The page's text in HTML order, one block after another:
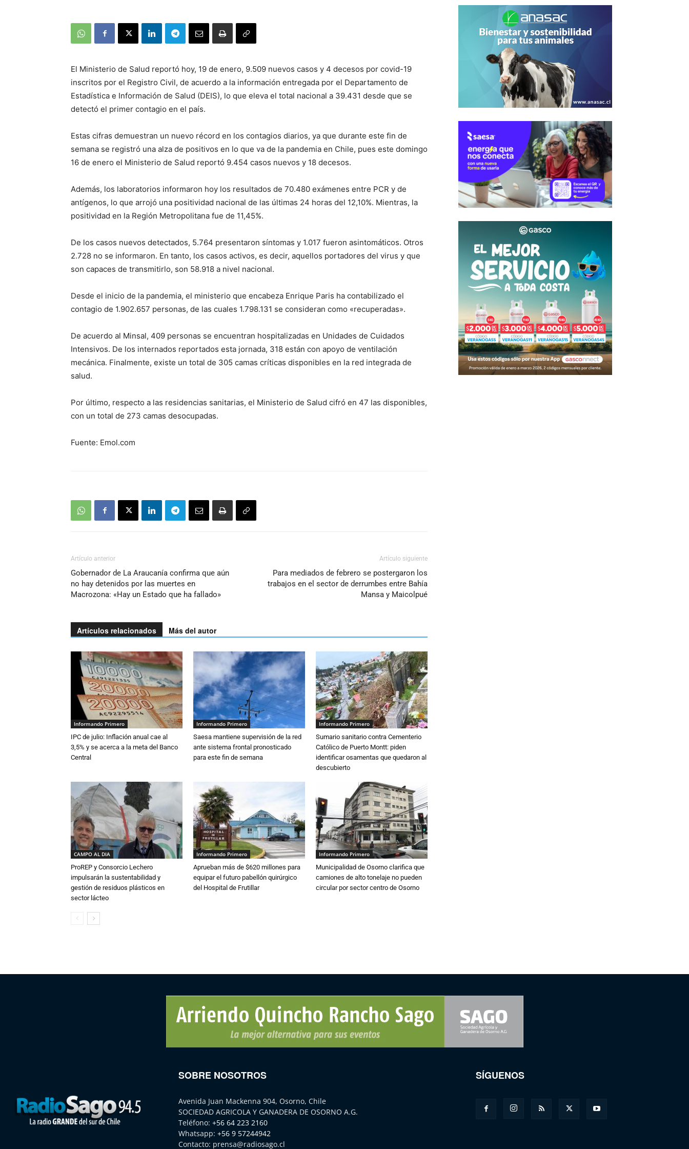
El Ministerio de Salud reportó hoy, 19 de enero, 9.509 nuevos casos y 4 decesos por covid-19
inscritos por el Registro Civil, de acuerdo a la información entregada por el Departamento de
Estadística e Información de Salud (DEIS), lo que eleva el total nacional a 39.431 desde que se
detectó el primer contagio en el país.
Estas cifras demuestran un nuevo récord en los contagios diarios, ya que durante este fin de
semana se registró una alza de positivos en lo que va de la pandemia en Chile, pues este domingo
16 de enero el Ministerio de Salud reportó 9.454 casos nuevos y 18 decesos.
Además, los laboratorios informaron hoy los resultados de 70.480 exámenes entre PCR y de
antígenos, lo que arrojó una positividad nacional de las últimas 24 horas del 12,10%. Mientras, la
positividad en la Región Metropolitana fue de 11,45%.
De los casos nuevos detectados, 5.764 presentaron síntomas y 1.017 fueron asintomáticos. Otros
2.728 no se informaron. En tanto, los casos activos, es decir, aquellos portadores del virus y que
son capaces de transmitirlo, son 58.918 a nivel nacional.
Desde el inicio de la pandemia, el ministerio que encabeza Enrique Paris ha contabilizado el
contagio de 1.902.657 personas, de las cuales 1.798.131 se consideran como «recuperadas».
De acuerdo al Minsal, 409 personas se encuentran hospitalizadas en Unidades de Cuidados
Intensivos. De los internados reportados esta jornada, 318 están con apoyo de ventilación
mecánica. Finalmente, existe un total de 305 camas críticas disponibles en la red integrada de
salud.
Por último, respecto a las residencias sanitarias, el Ministerio de Salud cifró en 47 las disponibles,
con un total de 273 camas desocupadas.
Fuente: Emol.com
Artículo anterior
Gobernador de La Araucanía confirma que aún
no hay detenidos por las muertes en
Macrozona: «Hay un Estado que ha fallado»
Artículo siguiente
Para mediados de febrero se postergaron los
trabajos en el sector de derrumbes entre Bahía
Mansa y Maicolpué
Artículos relacionados Más del autor
Informando Primero
IPC de julio: Inflación anual cae al
3,5% y se acerca a la meta del Banco
Central
Informando Primero
Saesa mantiene supervisión de la red
ante sistema frontal pronosticado
para este fin de semana
Informando Primero
Sumario sanitario contra Cementerio
Católico de Puerto Montt: piden
identificar osamentas que quedaron al
descubierto
CAMPO AL DIA
ProREP y Consorcio Lechero
impulsarán la sustentabilidad y
gestión de residuos plásticos en
sector lácteo
Informando Primero
Aprueban más de $620 millones para
equipar el futuro pabellón quirúrgico
del Hospital de Frutillar
Informando Primero
Municipalidad de Osorno clarifica que
camiones de alto tonelaje no pueden
circular por sector centro de Osorno
SOBRE NOSOTROS
Avenida Juan Mackenna 904, Osorno, Chile
SOCIEDAD AGRICOLA Y GANADERA DE OSORNO A.G.
Teléfono: +56 64 223 2160
Whatsapp: +56 9 57244942
Contacto: prensa@radiosago.cl
SÍGUENOS